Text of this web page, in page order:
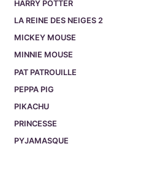
HARRY POTTER
LA REINE DES NEIGES 2
MICKEY MOUSE
MINNIE MOUSE
PAT PATROUILLE
PEPPA PIG
PIKACHU
PRINCESSE
PYJAMASQUE